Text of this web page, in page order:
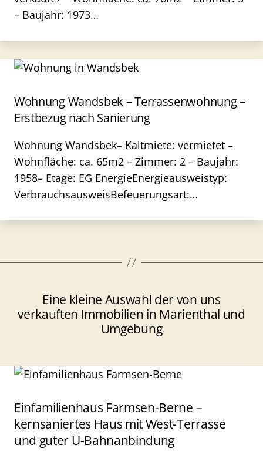
– Baujahr: 1973…
Wohnung Wandsbek – Terrassenwohnung –
Erstbezug nach Sanierung
Wohnung Wandsbek– Kaltmiete: vermietet –
Wohnfläche: ca. 65m2 – Zimmer: 2 – Baujahr:
1958– Etage: EG EnergieEnergieausweistyp:
VerbrauchsausweisBefeuerungsart:…
Eine kleine Auswahl der von uns
verkauften Immobilien in Marienthal und
Umgebung
Einfamilienhaus Farmsen-Berne –
kernsaniertes Haus mit West-Terrasse
und guter U-Bahnanbindung